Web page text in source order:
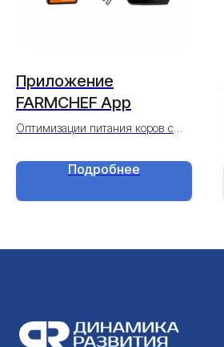
Приложение
FARMCHEF App
Оптимизации питания коров с
Подробнее